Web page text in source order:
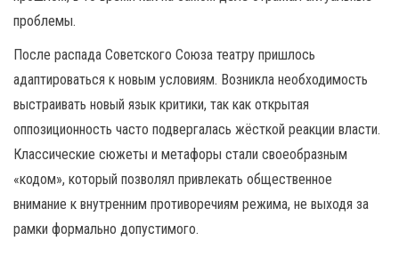
проблемы.
После распада Советского Союза театру пришлось
адаптироваться к новым условиям. Возникла необходимость
выстраивать новый язык критики, так как открытая
оппозиционность часто подвергалась жёсткой реакции власти.
Классические сюжеты и метафоры стали своеобразным
«кодом», который позволял привлекать общественное
внимание к внутренним противоречиям режима, не выходя за
рамки формально допустимого.